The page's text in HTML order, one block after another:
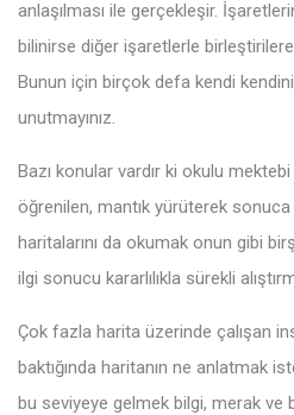
anlaşılması ile gerçekleşir.
bilinirse diğer işaretlerle
Bunun için birçok defa kendi
unutmayınız.
Bazı konular vardır ki okulu
öğrenilen, mantık yürüterek sonuca
haritalarını da okumak onun gibi
ilgi sonucu kararlılıkla sürekli
Çok fazla harita üzerinde çalışan
baktığında haritanın ne anlatmak
bu seviyeye gelmek bilgi, merak ve